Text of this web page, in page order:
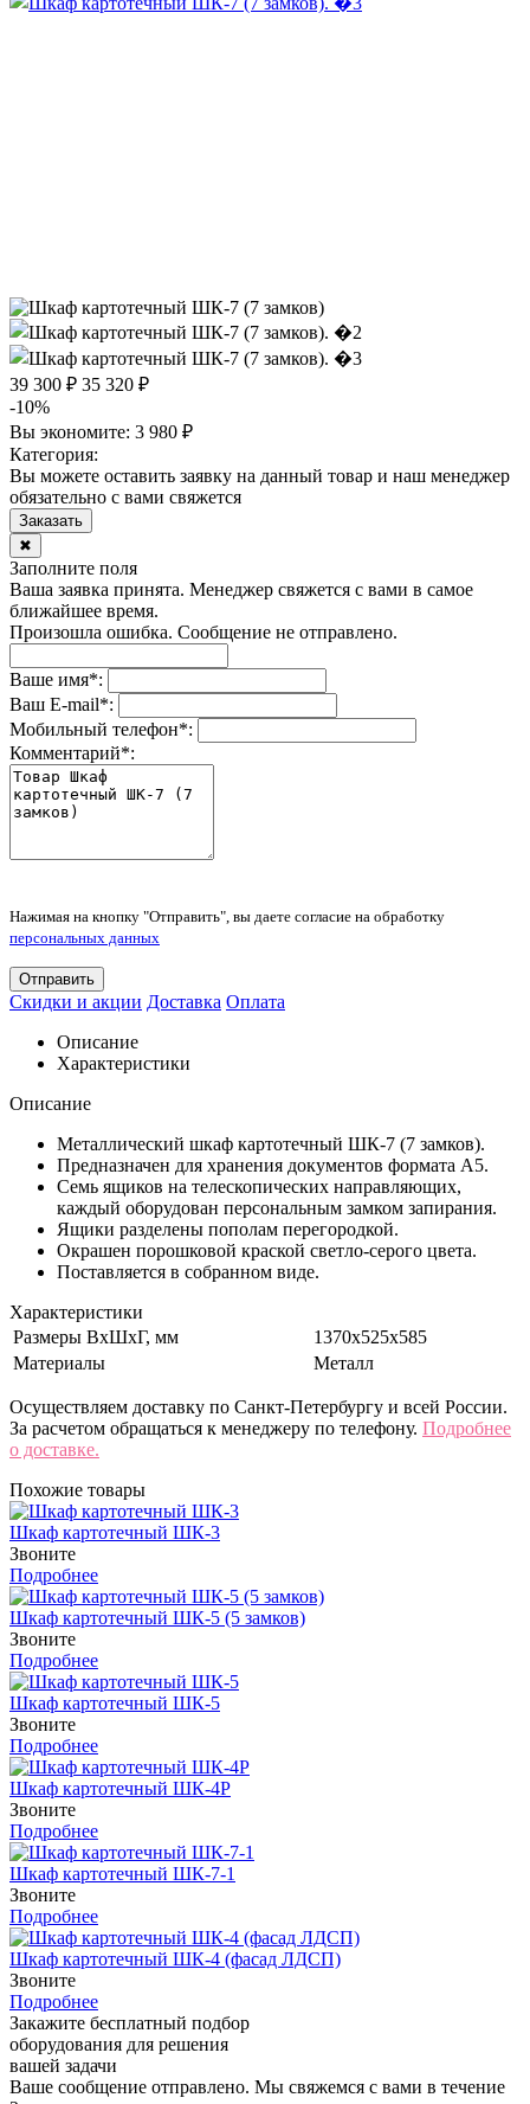
39 300 ₽ 35 320 ₽
-10%
Вы экономите: 3 980 ₽
Категория:
Вы можете оставить заявку на данный товар и наш менеджер
обязательно с вами свяжется
Заказать
✖
Заполните поля
Ваша заявка принята. Менеджер свяжется с вами в самое
ближайшее время.
Произошла ошибка. Сообщение не отправлено.
Ваше имя*:
Ваш E-mail*:
Мобильный телефон*:
Комментарий*:
Нажимая на кнопку "Отправить", вы даете согласие на обработку
персональных данных
Отправить
Скидки и акции Доставка Оплата
Описание
Характеристики
Описание
Металлический шкаф картотечный ШК-7 (7 замков).
Предназначен для хранения документов формата А5.
Семь ящиков на телескопических направляющих,
каждый оборудован персональным замком запирания.
Ящики разделены пополам перегородкой.
Окрашен порошковой краской светло-серого цвета.
Поставляется в собранном виде.
Характеристики
Размеры ВхШхГ, мм
1370x525x585
Материалы
Металл
Осуществляем доставку по Санкт-Петербургу и всей России.
За расчетом обращаться к менеджеру по телефону. Подробнее
о доставке.
Похожие товары
Шкаф картотечный ШК-3
Звоните
Подробнее
Шкаф картотечный ШК-5 (5 замков)
Звоните
Подробнее
Шкаф картотечный ШК-5
Звоните
Подробнее
Шкаф картотечный ШК-4Р
Звоните
Подробнее
Шкаф картотечный ШК-7-1
Звоните
Подробнее
Шкаф картотечный ШК-4 (фасад ЛДСП)
Звоните
Подробнее
Закажите бесплатный подбор
оборудования для решения
вашей задачи
Ваше сообщение отправлено. Мы свяжемся с вами в течение